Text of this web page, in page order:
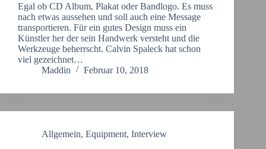
Egal ob CD Album, Plakat oder Bandlogo. Es muss
nach etwas aussehen und soll auch eine Message
transportieren. Für ein gutes Design muss ein
Künstler her der sein Handwerk versteht und die
Werkzeuge beherrscht. Calvin Spaleck hat schon
viel gezeichnet…
Maddin
Februar 10, 2018
Allgemein, Equipment, Interview